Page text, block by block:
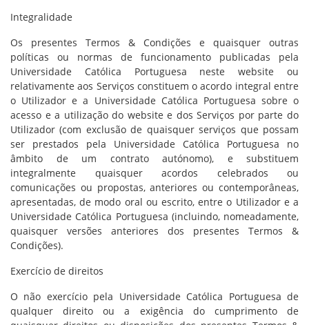
Integralidade
Os presentes Termos & Condições e quaisquer outras
políticas ou normas de funcionamento publicadas pela
Universidade Católica Portuguesa neste website ou
relativamente aos Serviços constituem o acordo integral entre
o Utilizador e a Universidade Católica Portuguesa sobre o
acesso e a utilização do website e dos Serviços por parte do
Utilizador (com exclusão de quaisquer serviços que possam
ser prestados pela Universidade Católica Portuguesa no
âmbito de um contrato autónomo), e substituem
integralmente quaisquer acordos celebrados ou
comunicações ou propostas, anteriores ou contemporâneas,
apresentadas, de modo oral ou escrito, entre o Utilizador e a
Universidade Católica Portuguesa (incluindo, nomeadamente,
quaisquer versões anteriores dos presentes Termos &
Condições).
Exercício de direitos
O não exercício pela Universidade Católica Portuguesa de
qualquer direito ou a exigência do cumprimento de